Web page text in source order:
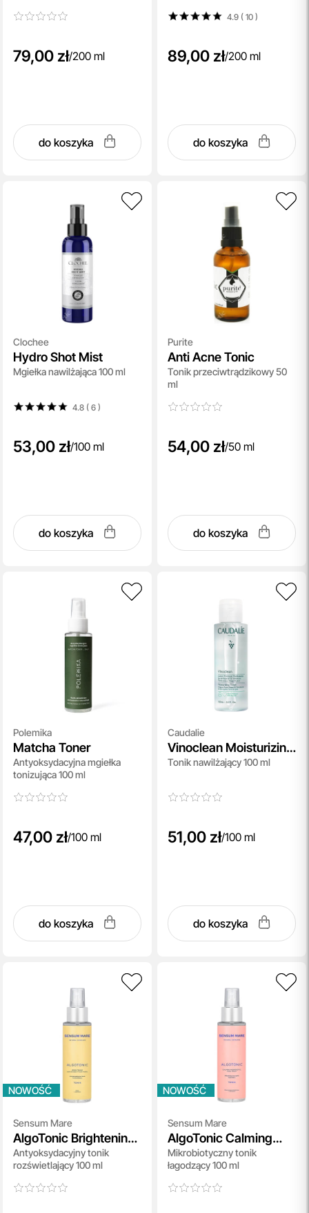
79,00 zł/200 ml
do koszyka
4.9 ( 10)
89,00 zł/200 ml
do koszyka
Clochee
Hydro Shot Mist
Mgiełka nawilżająca 100 ml
4.8 ( 6)
53,00 zł/100 ml
do koszyka
Purite
Anti Acne Tonic
Tonik przeciwtrądzikowy 50
ml
54,00 zł/50 ml
do koszyka
Polemika
Matcha Toner
Antyoksydacyjna mgiełka
tonizująca 100 ml
47,00 zł/100 ml
do koszyka
Caudalie
Vinoclean Moisturizing
Toner
Tonik nawilżający 100 ml
51,00 zł/100 ml
do koszyka
NOWOŚĆ
Sensum Mare
AlgoTonic Brightening
Antioxidant Face Tonic
Antyoksydacyjny tonik
rozświetlający 100 ml
NOWOŚĆ
Sensum Mare
AlgoTonic Calming
Microbiotic Face Tonic
Mikrobiotyczny tonik
łagodzący 100 ml